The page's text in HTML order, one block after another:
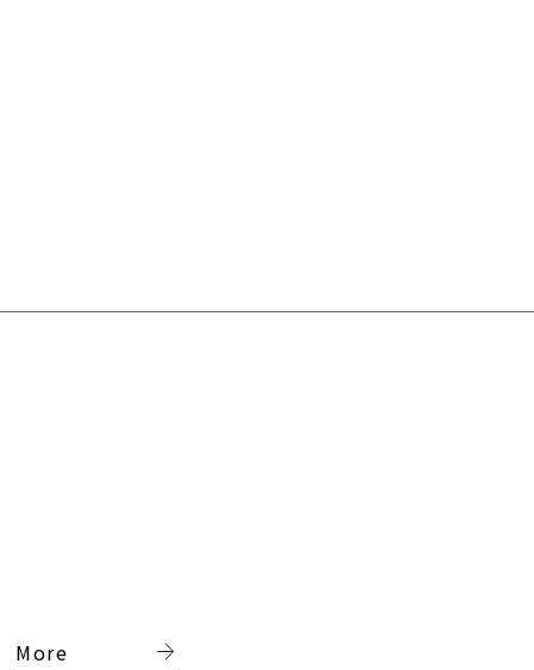
More arrow_forward